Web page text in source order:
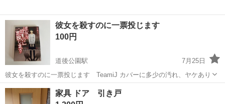
彼女を殺すのに一票投じます
100円
道後公園駅
7月25日
彼女を殺すのに一票投じます TeamiJ カバーに多少の汚れ、ヤケあり
愛媛 松山市 道後公園駅 ミラー/鏡
家具 ドア 引き戸